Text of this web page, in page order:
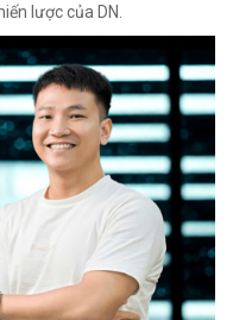
lược của DN.